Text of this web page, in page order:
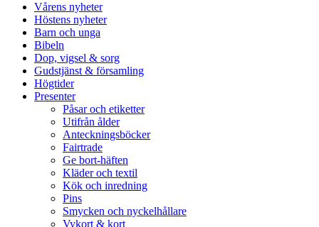
Vårens nyheter
Höstens nyheter
Barn och unga
Bibeln
Dop, vigsel & sorg
Gudstjänst & församling
Högtider
Presenter
Påsar och etiketter
Utifrån ålder
Anteckningsböcker
Fairtrade
Ge bort-häften
Kläder och textil
Kök och inredning
Pins
Smycken och nyckelhållare
Vykort & kort